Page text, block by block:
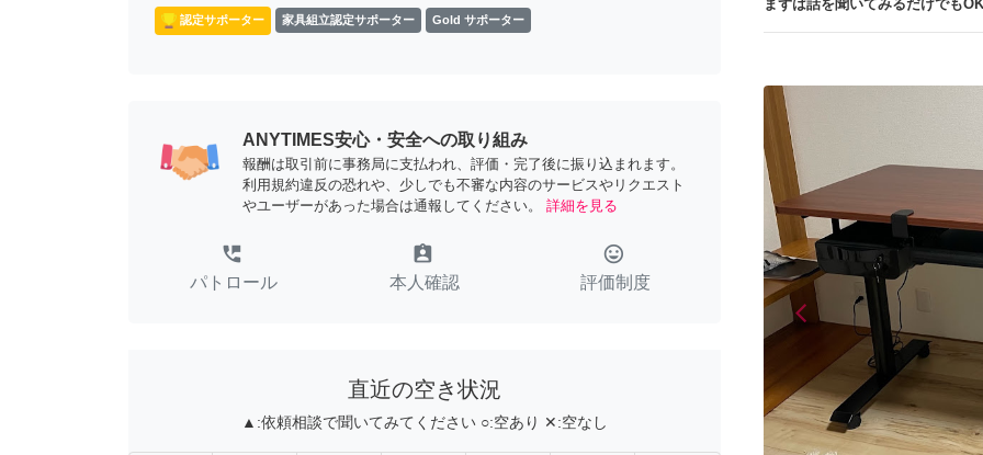
認定サポーター 家具組立認定サポーター Gold サポーター
ANYTIMES安心・安全への取り組み
報酬は取引前に事務局に支払われ、評価・完了後に振り込まれます。
利用規約違反の恐れや、少しでも不審な内容のサービスやリクエスト
やユーザーがあった場合は通報してください。
詳細を見る
perm_phone_msg
パトロール
assignment_ind
本人確認
tag_faces
評価制度
直近の空き状況
▲:依頼相談で聞いてみてください ○:空あり ✕:空なし
まずは話を聞いてみるだけでも
arrow_back_iosPrevious